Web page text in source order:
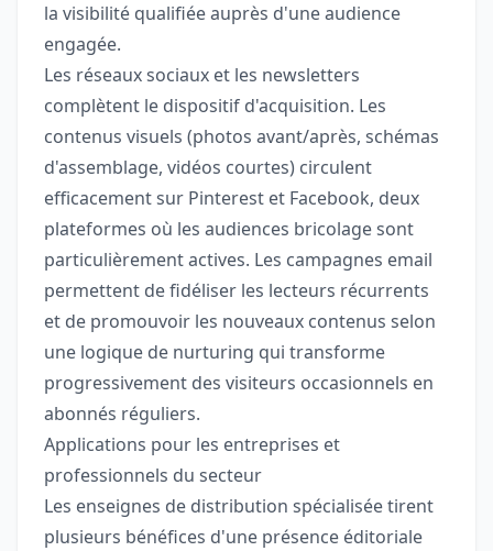
la visibilité qualifiée auprès d'une audience
engagée.
Les réseaux sociaux et les newsletters
complètent le dispositif d'acquisition. Les
contenus visuels (photos avant/après, schémas
d'assemblage, vidéos courtes) circulent
efficacement sur Pinterest et Facebook, deux
plateformes où les audiences bricolage sont
particulièrement actives. Les campagnes email
permettent de fidéliser les lecteurs récurrents
et de promouvoir les nouveaux contenus selon
une logique de nurturing qui transforme
progressivement des visiteurs occasionnels en
abonnés réguliers.
Applications pour les entreprises et
professionnels du secteur
Les enseignes de distribution spécialisée tirent
plusieurs bénéfices d'une présence éditoriale